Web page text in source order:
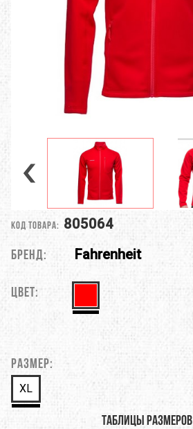
Код товара: 805064
Бренд: Fahrenheit
Цвет:
Размер:
XL
Таблицы размеров